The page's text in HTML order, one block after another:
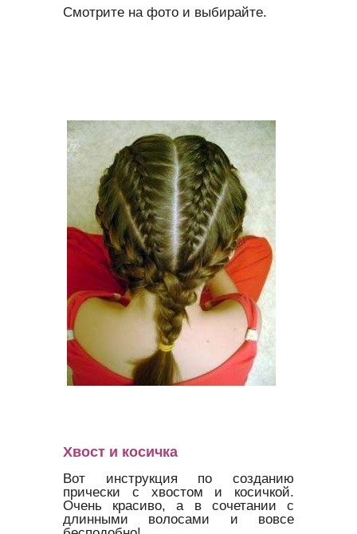
Смотрите на фото и выбирайте.
Хвост и косичка
Вот инструкция по созданию
прически с хвостом и косичкой.
Очень красиво, а в сочетании с
длинными волосами и вовсе